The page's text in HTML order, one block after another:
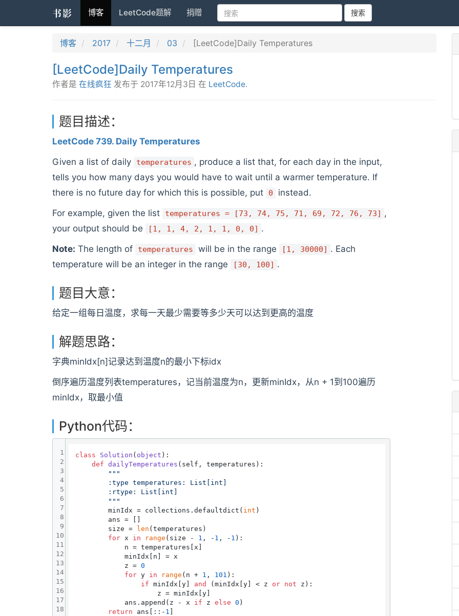
书影 博客 LeetCode题解 捐赠 搜索
博客 2017 十二月 03 [LeetCode]Daily Temperatures
[LeetCode]Daily Temperatures
作者是 在线疯狂 发布于 2017年12月3日 在 LeetCode.
题目描述：
LeetCode 739. Daily Temperatures
Given a list of daily
temperatures , produce a list that, for each day in the input,
tells you how many days you would have to wait until a warmer temperature. If
there is no future day for which this is possible, put
0
instead.
For example, given the list
temperatures = [73, 74, 75, 71, 69, 72, 76, 73] ,
your output should be
[1, 1, 4, 2, 1, 1, 0, 0] .
Note: The length of temperatures will be in the range [1, 30000] . Each
temperature will be an integer in the range
[30, 100] .
题目大意：
给定一组每日温度，求每一天最少需要等多少天可以达到更高的温度
解题思路：
字典minIdx[n]记录达到温度n的最小下标idx
倒序遍历温度列表temperatures，记当前温度为n，更新minIdx，从n + 1到100遍历
minIdx，取最小值
Python代码：
class Solution ( object ):
def dailyTemperatures ( self, temperatures ):
"""
        :type temperatures: List[int]
        :rtype: List[int]
        """
        minIdx = collections.defaultdict(
int )
        ans = []
        size =
len (temperatures)
for x in range (size - 1 , - 1 , - 1 ):
            n = temperatures[x]
            minIdx[n] = x
            z =
0
for y in range (n + 1 , 101 ):
if minIdx[y] and (minIdx[y] < z or not z):
                    z = minIdx[y]
            ans.append(z - x
if z else 0 )
return ans[::- 1
1
2
3
4
5
6
7
8
9
10
11
12
13
14
15
16
17
18